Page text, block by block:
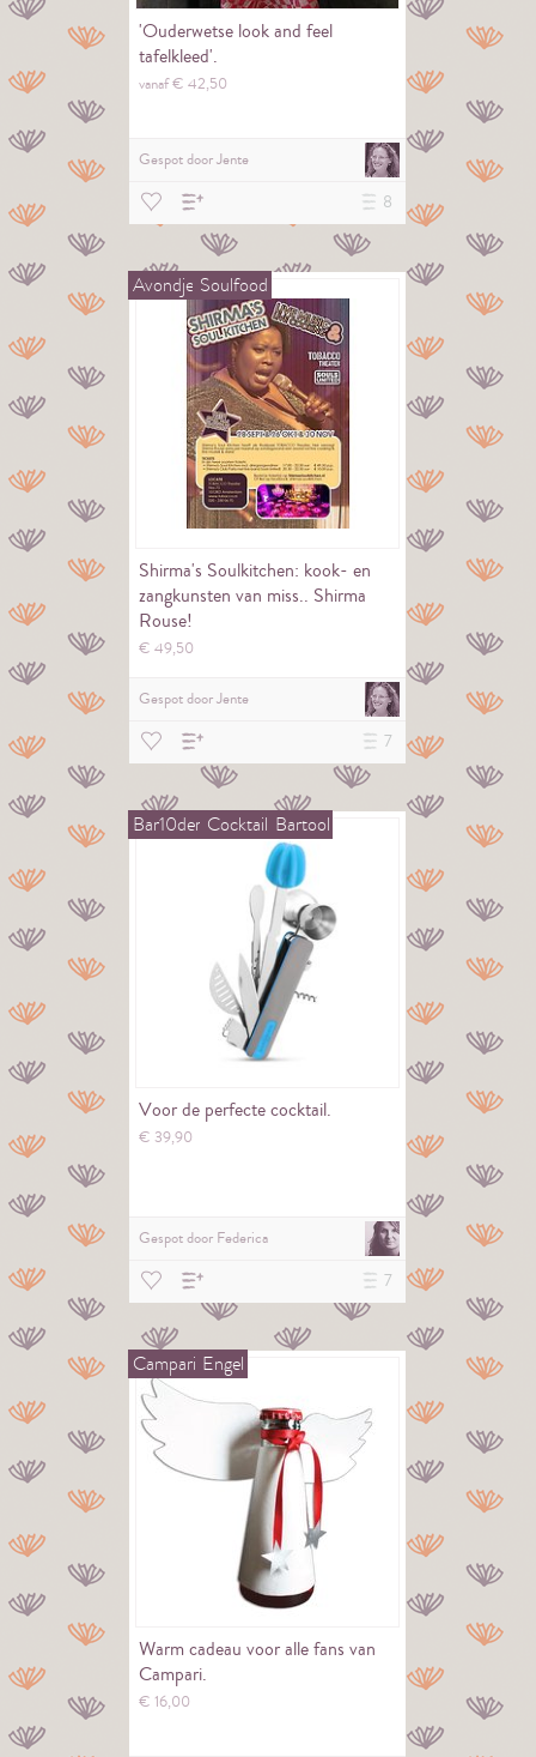
'Ouderwetse look and feel
tafelkleed'.
vanaf €42,50
Gespot doorJente
8
Avondje Soulfood
Shirma's Soulkitchen: kook- en
zangkunsten van miss.. Shirma
Rouse!
€49,50
Gespot doorJente
7
Bar10der Cocktail Bartool
Voor de perfecte cocktail.
€ 39,90
Gespot door Federica
7
Campari Engel
Warm cadeau voor alle fans van
Campari.
€ 16,00